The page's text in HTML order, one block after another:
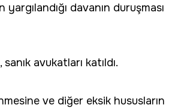
yargılandığı davanın duruşması
avukatları katıldı.
ve diğer eksik hususların